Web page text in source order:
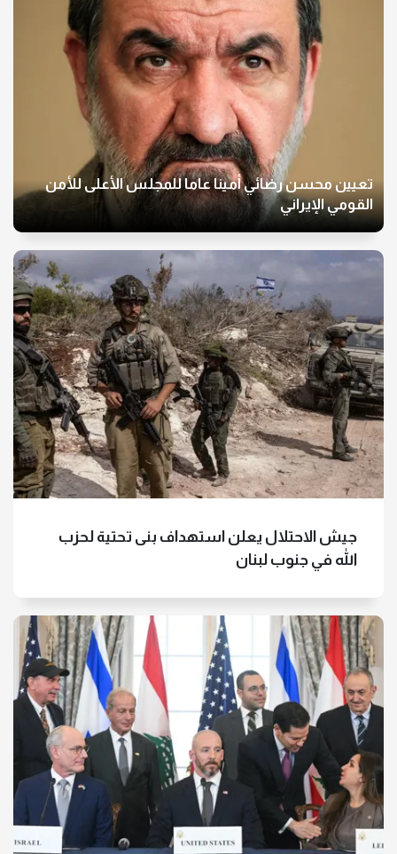
تعيين محسن رضائي أمينا عاما للمجلس الأعلى للأمن
القومي الإيراني
جيش الاحتلال يعلن استهداف بنى تحتية لحزب
الله في جنوب لبنان